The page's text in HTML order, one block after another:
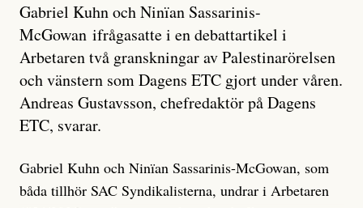
Gabriel Kuhn och Ninïan Sassarinis-
McGowan ifrågasatte i en debattartikel i
Arbetaren två granskningar av Palestinarörelsen
och vänstern som Dagens ETC gjort under våren.
Andreas Gustavsson, chefredaktör på Dagens
ETC, svarar.
Gabriel Kuhn och Ninïan Sassarinis-McGowan, som
båda tillhör SAC Syndikalisterna, undrar i Arbetaren